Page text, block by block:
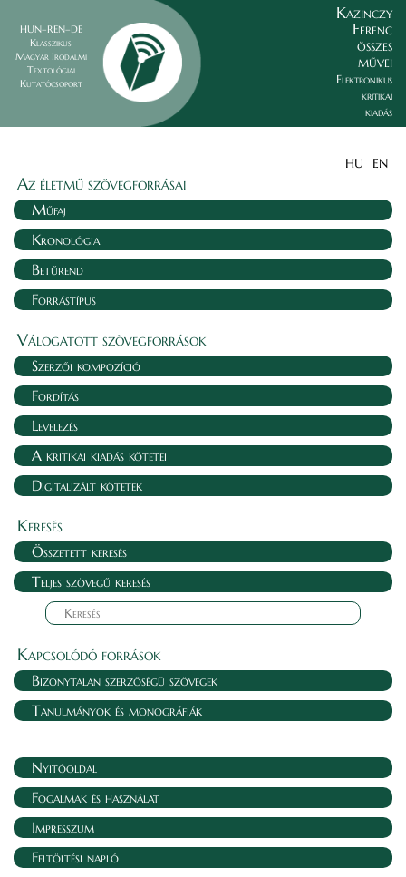
HUN–REN–DE
Klasszikus
Magyar Irodalmi
Textológiai
Kutatócsoport
Kazinczy
Ferenc
összes
művei
Elektronikus
kritikai
kiadás
HU EN
Az életmű szövegforrásai
Műfaj
Kronológia
Betűrend
Forrástípus
Válogatott szövegforrások
Szerzői kompozíció
Fordítás
Levelezés
A kritikai kiadás kötetei
Digitalizált kötetek
Keresés
Összetett keresés
Teljes szövegű keresés
Kapcsolódó források
Bizonytalan szerzőségű szövegek
Tanulmányok és monográfiák
Nyitóoldal
Fogalmak és használat
Impresszum
Feltöltési napló